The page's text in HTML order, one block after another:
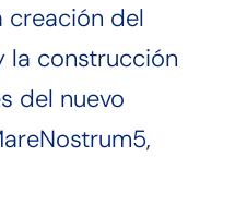
creación del
la construcción
del nuevo